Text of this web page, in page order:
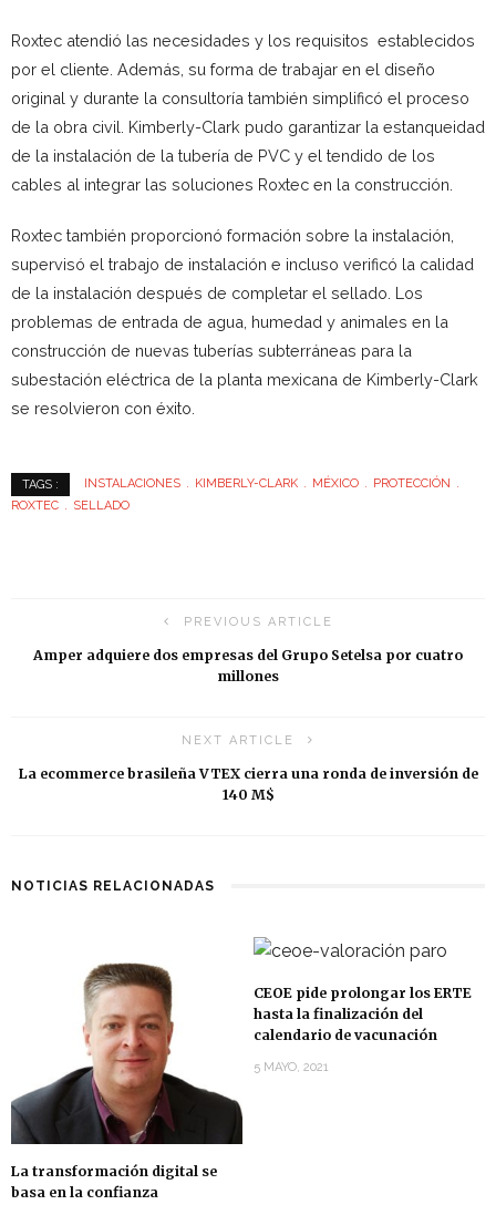
Roxtec atendió las necesidades y los requisitos establecidos
por el cliente. Además, su forma de trabajar en el diseño
original y durante la consultoría también simplificó el proceso
de la obra civil. Kimberly-Clark pudo garantizar la estanqueidad
de la instalación de la tubería de PVC y el tendido de los
cables al integrar las soluciones Roxtec en la construcción.
Roxtec también proporcionó formación sobre la instalación,
supervisó el trabajo de instalación e incluso verificó la calidad
de la instalación después de completar el sellado. Los
problemas de entrada de agua, humedad y animales en la
construcción de nuevas tuberías subterráneas para la
subestación eléctrica de la planta mexicana de Kimberly-Clark
se resolvieron con éxito.
TAGS : INSTALACIONES KIMBERLY-CLARK MÉXICO
PROTECCIÓN
ROXTEC
SELLADO
PREVIOUS ARTICLE
Amper adquiere dos empresas del Grupo Setelsa por cuatro
millones
NEXT ARTICLE
La ecommerce brasileña VTEX cierra una ronda de inversión de
140 M$
NOTICIAS RELACIONADAS
La transformación digital se
basa en la confianza
CEOE pide prolongar los ERTE
hasta la finalización del
calendario de vacunación
5 MAYO, 2021